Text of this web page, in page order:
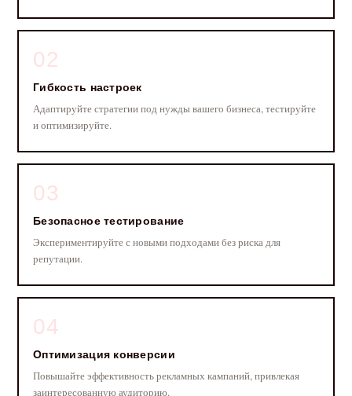
02
Гибкость настроек
Адаптируйте стратегии под нужды вашего бизнеса, тестируйте
и оптимизируйте.
03
Безопасное тестирование
Экспериментируйте с новыми подходами без риска для
репутации.
04
Оптимизация конверсии
Повышайте эффективность рекламных кампаний, привлекая
заинтересованную аудиторию.